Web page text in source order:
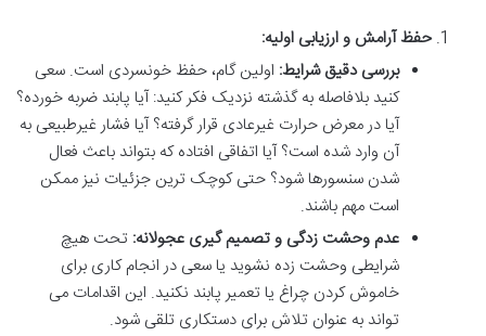
حفظ آرامش و ارزیابی اولیه:
بررسی دقیق شرایط: اولین گام، حفظ خونسردی است. سعی
کنید بلافاصله به گذشته نزدیک فکر کنید: آیا پابند ضربه خورده؟
آیا در معرض حرارت غیرعادی قرار گرفته؟ آیا فشار غیرطبیعی به
آن وارد شده است؟ آیا اتفاقی افتاده که بتواند باعث فعال
شدن سنسورها شود؟ حتی کوچک ترین جزئیات نیز ممکن
است مهم باشند.
عدم وحشت زدگی و تصمیم گیری عجولانه: تحت هیچ
شرایطی وحشت زده نشوید یا سعی در انجام کاری برای
خاموش کردن چراغ یا تعمیر پابند نکنید. این اقدامات می
تواند به عنوان تلاش برای دستکاری تلقی شود.